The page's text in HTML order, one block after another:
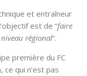
et entraîneur
est de “faire
régional“.
première du FC
ce qui n’est pas